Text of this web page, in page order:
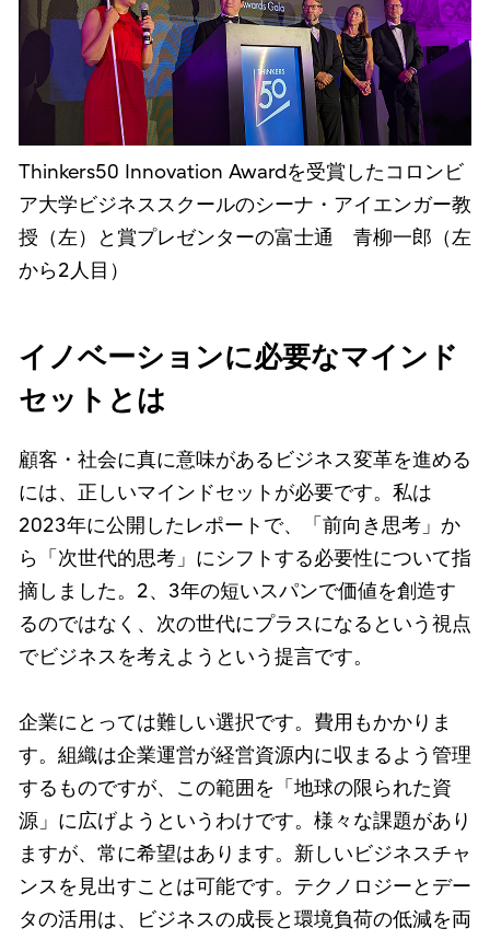
Thinkers50 Innovation Awardを受賞したコロンビ
ア大学ビジネススクールのシーナ・アイエンガー教
授（左）と賞プレゼンターの富士通 青柳一郎（左
から2人目）
イノベーションに必要なマインド
セットとは
顧客・社会に真に意味があるビジネス変革を進める
には、正しいマインドセットが必要です。私は
2023年に公開したレポートで、「前向き思考」か
ら「次世代的思考」にシフトする必要性について指
摘しました。2、3年の短いスパンで価値を創造す
るのではなく、次の世代にプラスになるという視点
でビジネスを考えようという提言です。
企業にとっては難しい選択です。費用もかかりま
す。組織は企業運営が経営資源内に収まるよう管理
するものですが、この範囲を「地球の限られた資
源」に広げようというわけです。様々な課題があり
ますが、常に希望はあります。新しいビジネスチャ
ンスを見出すことは可能です。テクノロジーとデー
タの活用は、ビジネスの成長と環境負荷の低減を両